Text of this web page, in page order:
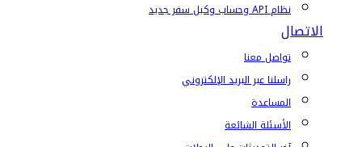
نظام API وحساب وكيل سفر جديد
الاتصال
تواصل معنا
راسلنا عبر البريد الإلكتروني
المساعدة
الأسئلة الشائعة